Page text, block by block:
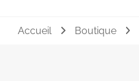
Accueil Boutique